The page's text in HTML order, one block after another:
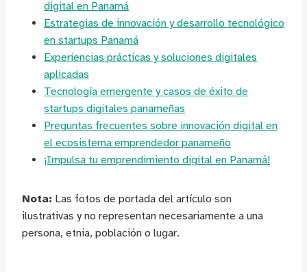
digital en Panamá
Estrategias de innovación y desarrollo tecnológico
en startups Panamá
Experiencias prácticas y soluciones digitales
aplicadas
Tecnología emergente y casos de éxito de
startups digitales panameñas
Preguntas frecuentes sobre innovación digital en
el ecosistema emprendedor panameño
¡Impulsa tu emprendimiento digital en Panamá!
Nota: Las fotos de portada del artículo son
ilustrativas y no representan necesariamente a una
persona, etnia, población o lugar.